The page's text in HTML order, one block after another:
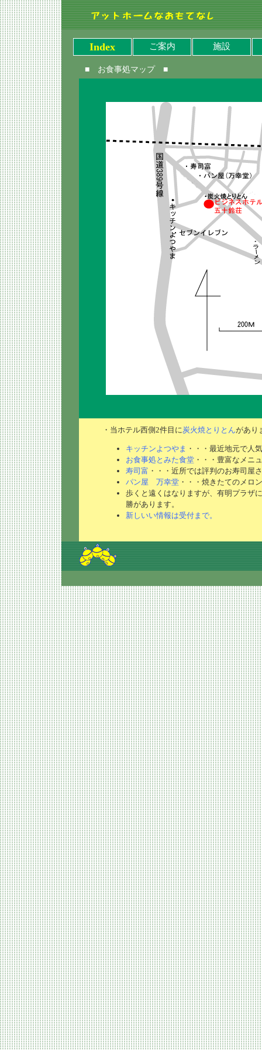
Index ご案内 施設
■ お食事処マップ ■
・当ホテル西側2件目に炭火焼とりとんがあり
キッチンよつやま ・・・最近地元で
お食事処とみた食堂 ・・・豊富なメニ
寿司富 ・・・近所では評判のお寿司屋
パン屋 万幸堂 ・・・焼きたてのメロ
歩くと遠くはなりますが、有明プラザ
勝があります。
新しいい情報は受付まで。